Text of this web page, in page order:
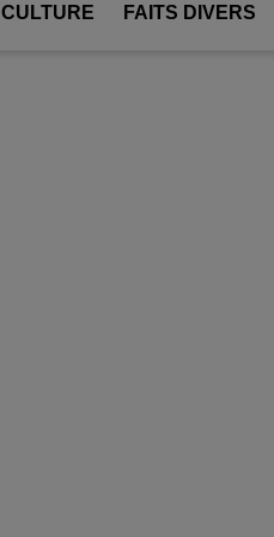
CULTURE FAITS DIVERS